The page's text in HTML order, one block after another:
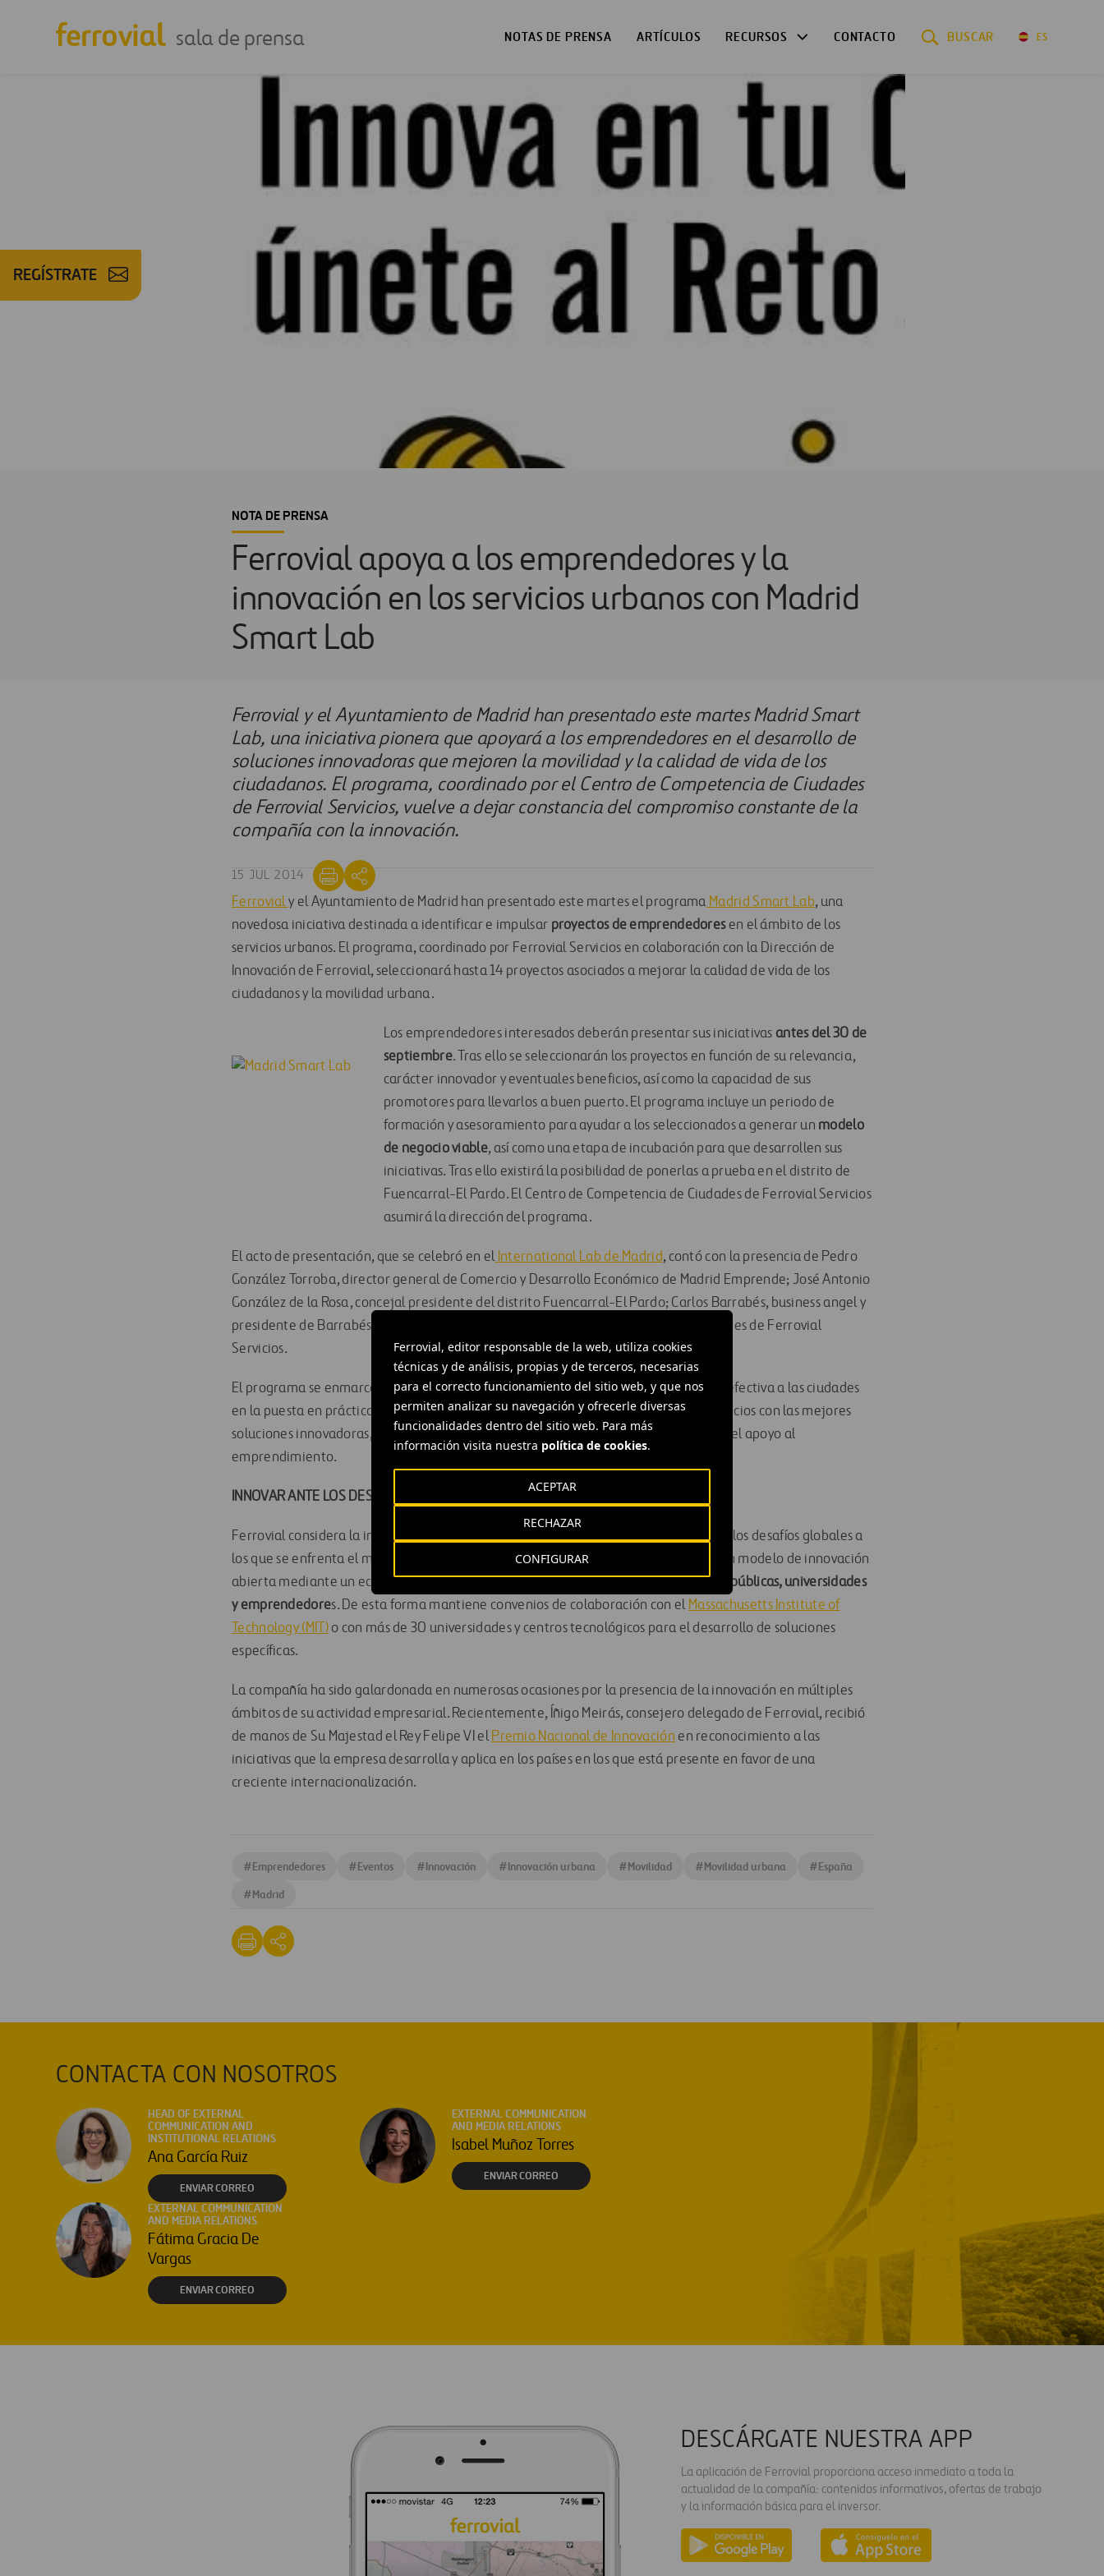
Ferrovial, editor responsable de la web, utiliza cookies
técnicas y de análisis, propias y de terceros, necesarias
para el correcto funcionamiento del sitio web, y que nos
permiten analizar su navegación y ofrecerle diversas
funcionalidades dentro del sitio web. Para más
información visita nuestra política de cookies.
CONFIGURAR
RECHAZAR
ACEPTAR
sala de prensa NOTAS DE PRENSA ARTÍCULOS RECURSOS CONTACTO BUSCAR ES
REGÍSTRATE
NOTA DE PRENSA
Ferrovial apoya a los emprendedores y la
innovación en los servicios urbanos con Madrid
Smart Lab
Ferrovial y el Ayuntamiento de Madrid han presentado este martes Madrid Smart
Lab, una iniciativa pionera que apoyará a los emprendedores en el desarrollo de
soluciones innovadoras que mejoren la movilidad y la calidad de vida de los
ciudadanos. El programa, coordinado por el Centro de Competencia de Ciudades
de Ferrovial Servicios, vuelve a dejar constancia del compromiso constante de la
compañía con la innovación.
15 JUL 2014
Ferrovialy el Ayuntamiento de Madrid han presentado este martes el programa Madrid Smart Lab, una
novedosa iniciativa destinada a identificar e impulsar proyectos de emprendedoresen el ámbito de los
servicios urbanos. El programa, coordinado por Ferrovial Servicios en colaboración con la Dirección de
Innovación de Ferrovial, seleccionará hasta 14 proyectos asociados a mejorar la calidad de vida de los
ciudadanos y la movilidad urbana.
Los emprendedores interesados deberán presentar sus iniciativas antes del 30 de
septiembre. Tras ello se seleccionarán los proyectos en función de su relevancia,
carácter innovador y eventuales beneficios, así como la capacidad de sus
promotores para llevarlos a buen puerto. El programa incluye un periodo de
formación y asesoramiento para ayudar a los seleccionados a generar un modelo
de negocio viable, así como una etapa de incubación para que desarrollen sus
iniciativas. Tras ello existirá la posibilidad de ponerlas a prueba en el distrito de
Fuencarral-El Pardo. El Centro de Competencia de Ciudades de Ferrovial Servicios
asumirá la dirección del programa.
El acto de presentación, que se celebró en elInternational Lab de Madrid, contó con la presencia de Pedro
González Torroba, director general de Comercio y Desarrollo Económico de Madrid Emprende; José Antonio
González de la Rosa, concejal presidente del distrito Fuencarral-El Pardo; Carlos Barrabés, business angel y
presidente de Barrabés e Íñigo Jodra, director del Centro de Competencia de Ciudades de Ferrovial
Servicios.
El programa se enmarca en la estrategia deFerrovial Serviciosde apoyar de forma efectiva a las ciudades
en la puesta en práctica de sus iniciativas de innovación, enriquecer la oferta de servicios con las mejores
soluciones innovadoras, además de contribuir al desarrollo de la sociedad mediante el apoyo al
emprendimiento.
INNOVAR ANTE LOS DESAFÍOS
Ferrovial considera la innovación una herramienta estratégica para dar respuesta a los desafíos globales a
los que se enfrenta el mundo de las infraestructuras. La compañía ha desarrollado un modelo de innovación
abierta mediante un ecosistema de socios formado porempresas, administraciones públicas, universidades
y emprendedores. De esta forma mantiene convenios de colaboración con el Massachusetts Institute of
Technology (MIT)o con más de 30 universidades y centros tecnológicos para el desarrollo de soluciones
específicas.
La compañía ha sido galardonada en numerosas ocasiones por la presencia de la innovación en múltiples
ámbitos de su actividad empresarial. Recientemente, Íñigo Meirás, consejero delegado de Ferrovial, recibió
de manos de Su Majestad el Rey Felipe VI elPremio Nacional de Innovación en reconocimiento a las
iniciativas que la empresa desarrolla y aplica en los países en los que está presente en favor de una
creciente internacionalización.
#Emprendedores #Eventos #Innovación #Innovación urbana #Movilidad #Movilidad urbana #España
#Madrid
CONTACTA CON NOSOTROS
HEAD OF EXTERNAL
COMMUNICATION AND
INSTITUTIONAL RELATIONS
Ana García Ruiz
ENVIAR CORREO
EXTERNAL COMMUNICATION
AND MEDIA RELATIONS
Isabel Muñoz Torres
ENVIAR CORREO
EXTERNAL COMMUNICATION
AND MEDIA RELATIONS
Fátima Gracia De
Vargas
ENVIAR CORREO
DESCÁRGATE NUESTRA APP
La aplicación de Ferrovial proporciona acceso inmediato a toda la
actualidad de la compañía: contenidos informativos, ofertas de trabajo
y la información básica para el inversor.